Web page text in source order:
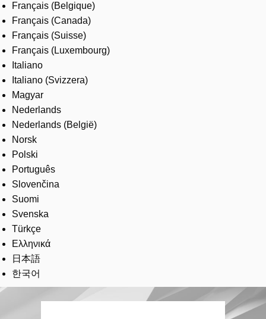
Français (Belgique)
Français (Canada)
Français (Suisse)
Français (Luxembourg)
Italiano
Italiano (Svizzera)
Magyar
Nederlands
Nederlands (België)
Norsk
Polski
Português
Slovenčina
Suomi
Svenska
Türkçe
Ελληνικά
日本語
한국어